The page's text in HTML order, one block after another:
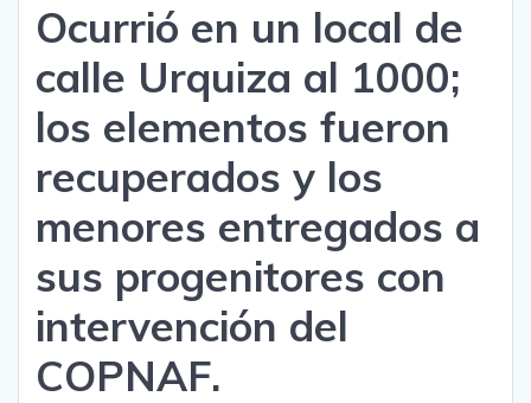
Ocurrió en un local de
calle Urquiza al 1000;
los elementos fueron
recuperados y los
menores entregados a
sus progenitores con
intervención del
COPNAF.